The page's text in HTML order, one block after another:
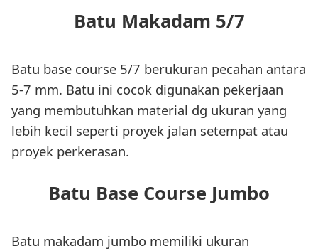
Batu Makadam 5/7
Batu base course 5/7 berukuran pecahan antara
5-7 mm. Batu ini cocok digunakan pekerjaan
yang membutuhkan material dg ukuran yang
lebih kecil seperti proyek jalan setempat atau
proyek perkerasan.
Batu Base Course Jumbo
Batu makadam jumbo memiliki ukuran